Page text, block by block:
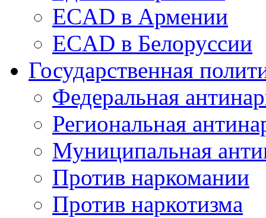
ECAD в Армении
ECAD в Белоруссии
Государственная
Федеральная
Региональная
Муниципальная
Против наркомании
Против наркотизма